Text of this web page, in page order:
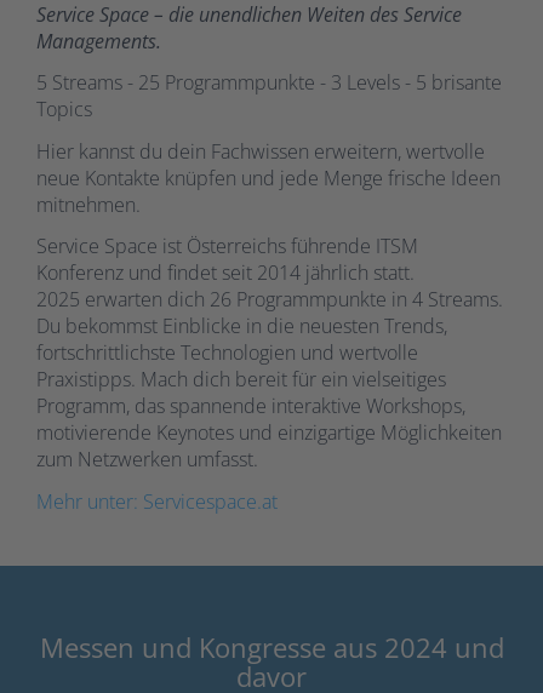
Service Space – die unendlichen Weiten des Service
Managements.
5 Streams - 25 Programmpunkte - 3 Levels - 5 brisante
Topics
Hier kannst du dein Fachwissen erweitern, wertvolle
neue Kontakte knüpfen und jede Menge frische Ideen
mitnehmen.
Service Space ist Österreichs führende ITSM
Konferenz und findet seit 2014 jährlich statt.
2025 erwarten dich 26 Programmpunkte in 4 Streams.
Du bekommst Einblicke in die neuesten Trends,
fortschrittlichste Technologien und wertvolle
Praxistipps. Mach dich bereit für ein vielseitiges
Programm, das spannende interaktive Workshops,
motivierende Keynotes und einzigartige Möglichkeiten
zum Netzwerken umfasst.
Mehr unter: Servicespace.at
Messen und Kongresse aus 2024 und
davor